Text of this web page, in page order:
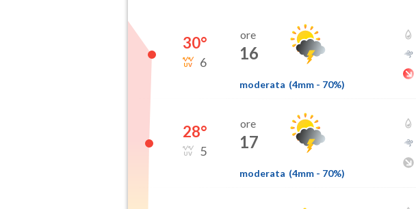
30°
6
ore
16
moderata (4mm - 70%)
28°
5
ore
17
moderata (4mm - 70%)